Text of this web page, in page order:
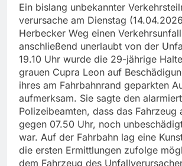
Ein bislang unbekannter
verursache am Dienstag
Herbecker Weg einen
anschließend unerlaubt von der
19.10 Uhr wurde die 29-jährige
grauen Cupra Leon auf
ihres am Fahrbahnrand geparkten
aufmerksam. Sie sagte den
Polizeibeamten, dass das Fahrzeug
gegen 07.50 Uhr, noch
war. Auf der Fahrbahn lag eine
die ersten Ermittlungen zufolge
dem Fahrzeug des